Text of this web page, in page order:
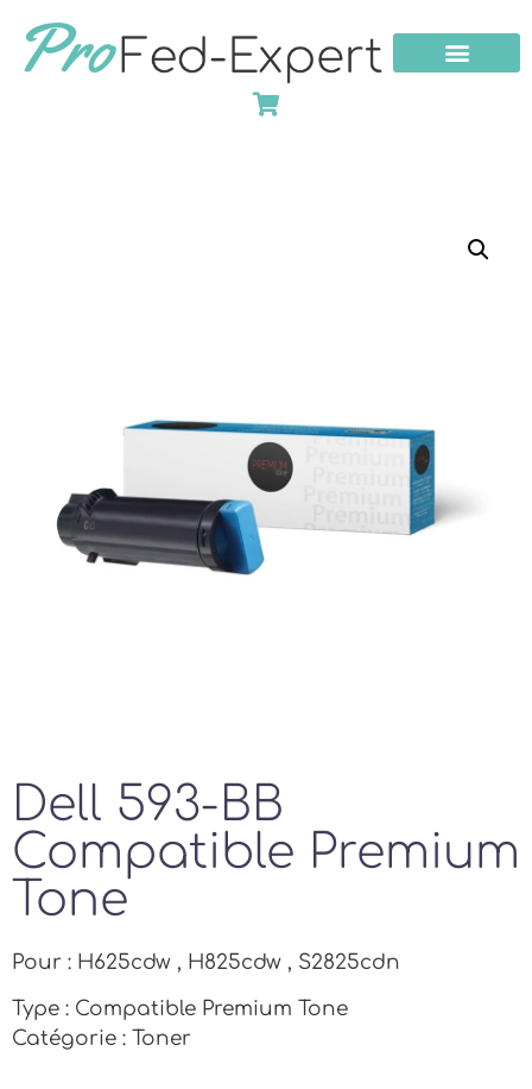
Dell 593-BB
Compatible Premium
Tone
Pour : H625cdw , H825cdw , S2825cdn
Type : Compatible Premium Tone
Catégorie : Toner